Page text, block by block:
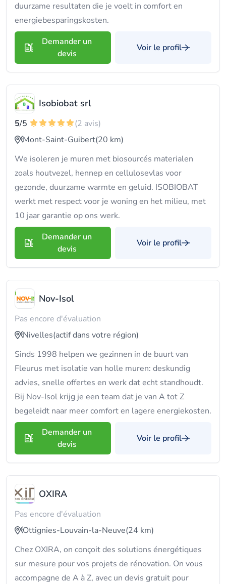
duurzame resultaten die je voelt in comfort en
energiebesparingskosten.
Demander un
devis
Voir le profil
Isobiobat srl
5/5
(2 avis)
Mont-Saint-Guibert(20 km)
We isoleren je muren met biosourcés materialen
zoals houtvezel, hennep en cellulosevlas voor
gezonde, duurzame warmte en geluid. ISOBIOBAT
werkt met respect voor je woning en het milieu, met
10 jaar garantie op ons werk.
Demander un
devis
Voir le profil
Nov-Isol
Pas encore d'évaluation
Nivelles(actif dans votre région)
Sinds 1998 helpen we gezinnen in de buurt van
Fleurus met isolatie van holle muren: deskundig
advies, snelle offertes en werk dat echt standhoudt.
Bij Nov-Isol krijg je een team dat je van A tot Z
begeleidt naar meer comfort en lagere energiekosten.
Demander un
devis
Voir le profil
OXIRA
Pas encore d'évaluation
Ottignies-Louvain-la-Neuve(24 km)
Chez OXIRA, on conçoit des solutions énergétiques
sur mesure pour vos projets de rénovation. On vous
accompagne de A à Z, avec un devis gratuit pour